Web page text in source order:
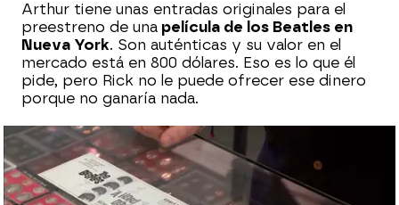
Arthur tiene unas entradas originales para el
preestreno de una película de los Beatles en
Nueva York. Son auténticas y su valor en el
mercado está en 800 dólares. Eso es lo que él
pide, pero Rick no le puede ofrecer ese dinero
porque no ganaría nada.